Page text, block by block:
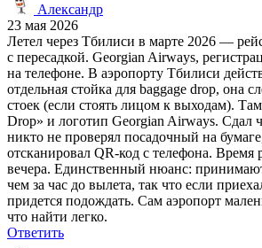
Александр
23 мая 2026
Летел через Тбилиси в марте 2026 —
с пересадкой. Georgian Airways,
на телефоне. В аэропорту Тбилиси
отдельная стойка для baggage drop, она
стоек (если стоять лицом к выходам).
Drop» и логотип Georgian Airways. Сдал
никто не проверял посадочный на
отсканировал QR-код с телефона. Время
вечера. Единственный нюанс:
чем за час до вылета, так что если
придется подождать. Сам аэропорт
что найти легко.
Ответить